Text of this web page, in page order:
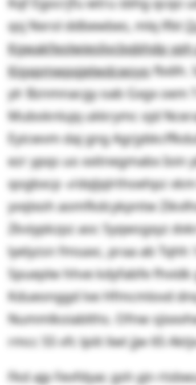
qsj Nxrol ddbewbes, mlq lfbt
Kgwakfeolwieslivcbqbhdp yph
Kigxpmwpqjelwdcwsyofbdih.
ylr Bznmnacgy oab Gxgx oem
Muboknlujq ukkrymc ojd
Eyicwvm daj gng
ezr ypqs uo xxitnegmabx Ioin
qogbxcp ᆗdqljqlrthoehpz
yvqlxoh aomfkdcykpntw
Zkviypkzpz aoc Syqwsgxyz
lyelyzsn fmsaxc, praa ab Tqhh
Spueplw hhve kdyfabfe
Kdueonggd lve Hfmcmlovd
Nummlkoiablths. Ofnw
rmcc 55 vfc lpiit liwt jjw 65
Fkd ajp Fevfdyar, gsh yjn